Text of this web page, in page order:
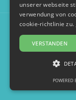
©
unserer webseite
verwendung von
cookie-richtlinie zu.
VERSTANDEN
UNBEDINGTPOWERED